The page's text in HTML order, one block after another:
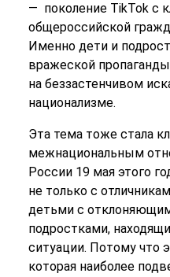
— поколение TikTok с
общероссийской
Именно дети и
вражеской
на беззастенчивом
национализме.
Эта тема тоже стала
межнациональным
России 19 мая этого
не только с
детьми с
подростками,
ситуации. Потому что
которая наиболее